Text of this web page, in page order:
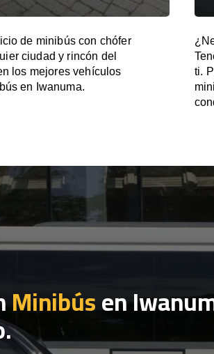
de minibús con chófer
ciudad y rincón del
los mejores vehículos
en Iwanuma.
ti.
Minibúsen